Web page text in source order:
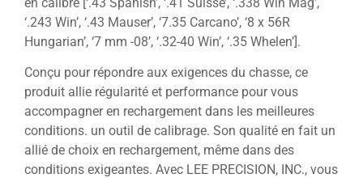
‘.243 Win’, ‘.43 Mauser’, ‘7.35 Carcano’, ‘8 x 56R
Hungarian’, ‘7 mm -08’, ‘.32-40 Win’, ‘.35 Whelen’].
Conçu pour répondre aux exigences du chasse, ce
produit allie régularité et performance pour vous
accompagner en rechargement dans les meilleures
conditions. un outil de calibrage. Son qualité en fait un
allié de choix en rechargement, même dans des
conditions exigeantes. Avec LEE PRECISION, INC., vous